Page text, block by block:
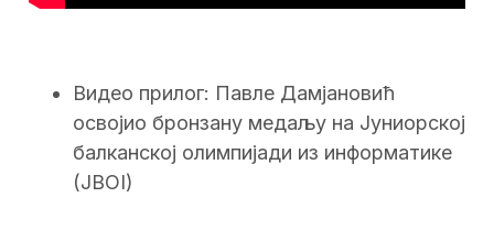
Видео прилог: Павле Дамјановић
освојио бронзану медаљу на Јуниорској
балканској олимпијади из информатике
(JBOI)